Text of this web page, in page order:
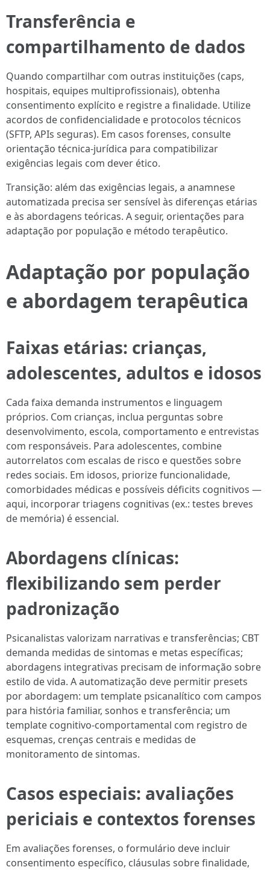
Transferência e
compartilhamento de dados
Quando compartilhar com outras instituições (caps,
hospitais, equipes multiprofissionais), obtenha
consentimento explícito e registre a finalidade. Utilize
acordos de confidencialidade e protocolos técnicos
(SFTP, APIs seguras). Em casos forenses, consulte
orientação técnica-jurídica para compatibilizar
exigências legais com dever ético.
Transição: além das exigências legais, a anamnese
automatizada precisa ser sensível às diferenças etárias
e às abordagens teóricas. A seguir, orientações para
adaptação por população e método terapêutico.
Adaptação por população
e abordagem terapêutica
Faixas etárias: crianças,
adolescentes, adultos e idosos
Cada faixa demanda instrumentos e linguagem
próprios. Com crianças, inclua perguntas sobre
desenvolvimento, escola, comportamento e entrevistas
com responsáveis. Para adolescentes, combine
autorrelatos com escalas de risco e questões sobre
redes sociais. Em idosos, priorize funcionalidade,
comorbidades médicas e possíveis déficits cognitivos —
aqui, incorporar triagens cognitivas (ex.: testes breves
de memória) é essencial.
Abordagens clínicas:
flexibilizando sem perder
padronização
Psicanalistas valorizam narrativas e transferências; CBT
demanda medidas de sintomas e metas específicas;
abordagens integrativas precisam de informação sobre
estilo de vida. A automatização deve permitir presets
por abordagem: um template psicanalítico com campos
para história familiar, sonhos e transferência; um
template cognitivo-comportamental com registro de
esquemas, crenças centrais e medidas de
monitoramento de sintomas.
Casos especiais: avaliações
periciais e contextos forenses
Em avaliações forenses, o formulário deve incluir
consentimento específico, cláusulas sobre finalidade,